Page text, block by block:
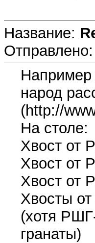
Название:
Отправлено:
Например
народ
(http://
На столе:
Хвост от
Хвост от
Хвост от
Хвосты
(хотя
гранаты)